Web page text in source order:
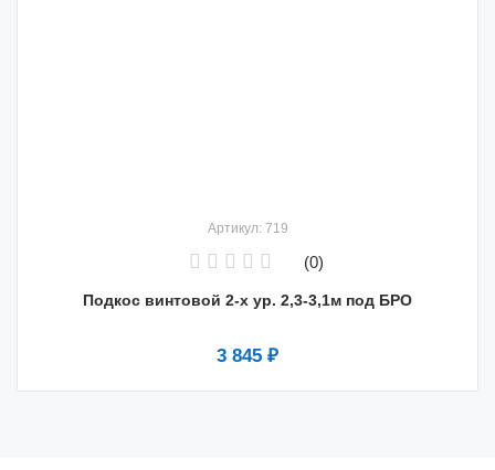
Артикул: 719
(0)
Подкос винтовой 2-х ур. 2,3-3,1м под БРО
3 845 ₽